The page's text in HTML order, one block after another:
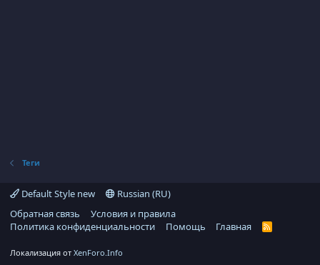
Теги
Default Style new
Russian (RU)
Обратная связь
Условия и правила
Политика конфиденциальности
Помощь Главная
R
Локализация от XenForo.Info